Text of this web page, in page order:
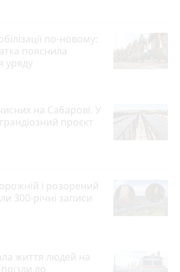
по-новому:
пояснила
уряду
на Сабарові. У
проєкт
і розорений
300-річні записи
життя людей на
до